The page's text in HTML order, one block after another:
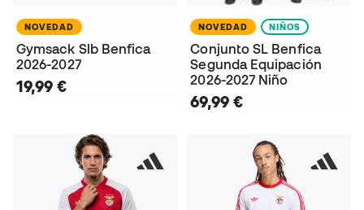
NOVEDAD
Gymsack Slb Benfica
2026-2027
19,99 €
NOVEDAD NIÑOS
Conjunto SL Benfica
Segunda Equipación
2026-2027 Niño
69,99 €